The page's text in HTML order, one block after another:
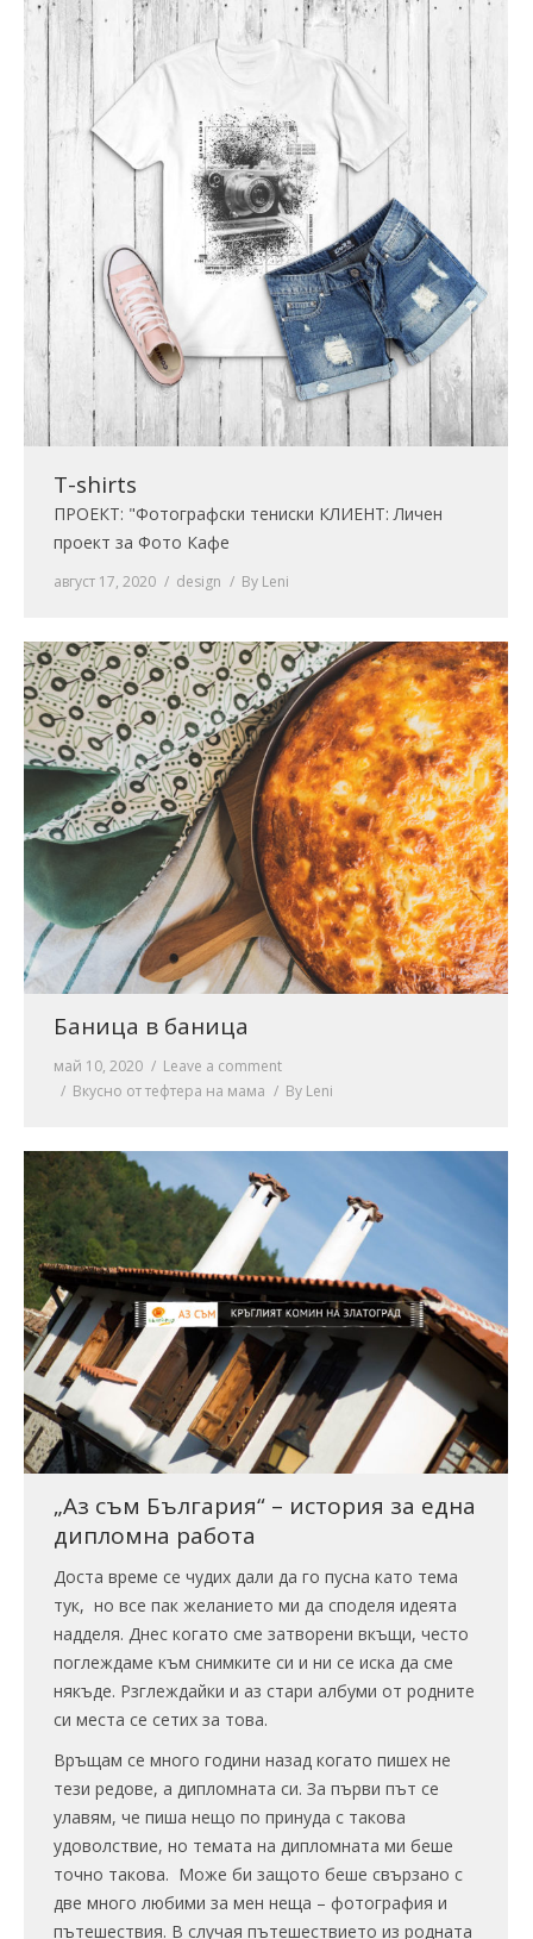
T-shirts
ПРОЕКТ: "Фотографски тениски КЛИЕНТ: Личен
проект за Фото Кафе
август 17, 2020 design By Leni
Баница в баница
май 10, 2020
Leave a comment
Вкусно от тефтера на мама
By Leni
„Аз съм България“ – история за една
дипломна работа
Доста време се чудих дали да го пусна като тема
тук, но все пак желанието ми да споделя идеята
надделя. Днес когато сме затворени вкъщи, често
поглеждаме към снимките си и ни се иска да сме
някъде. Рзглеждайки и аз стари албуми от родните
си места се сетих за това.
Връщам се много години назад когато пишех не
тези редове, а дипломната си. За първи път се
улавям, че пиша нещо по принуда с такова
удоволствие, но темата на дипломната ми беше
точно такова. Може би защото беше свързано с
две много любими за мен неща – фотография и
пътешествия. В случая пътешествието из родната